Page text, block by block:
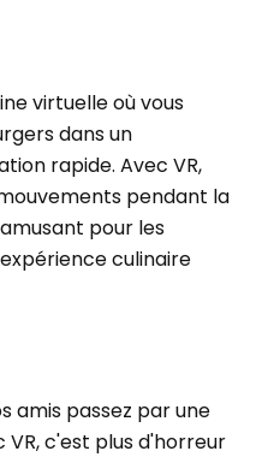
virtuelle où vous
dans un
rapide. Avec VR,
pendant la
pour les
culinaire
amis passez par une
c'est plus d'horreur